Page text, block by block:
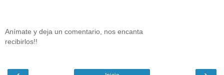
Anímate y deja un comentario, nos encanta
recibirlos!!